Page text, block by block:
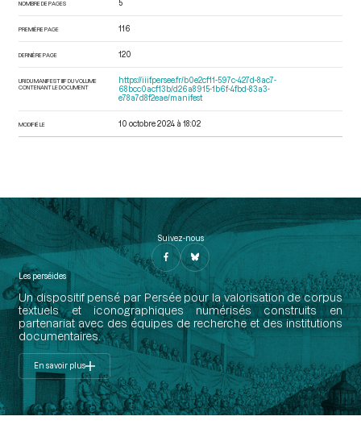
NOMBRE DE PAGES 5
PREMIÈRE PAGE 116
DERNIÈRE PAGE 120
URI DU MANIFEST IIIF DU VOLUME
CONTENANT LE DOCUMENT
https://iiif.persee.fr/b0e2cf11-597c-427d-8ac7-
68bcc0acf13b/d26a8915-1b6f-4fbd-83a3-
e78a7d8f2eae/manifest
MODIFIÉ LE 10 octobre 2024 à 18:02
Suivez-nous
Les perséides
Un dispositif pensé par Persée pour la valorisation de corpus
textuels et iconographiques numérisés construits en
partenariat avec des équipes de recherche et des institutions
documentaires.
En savoir plus